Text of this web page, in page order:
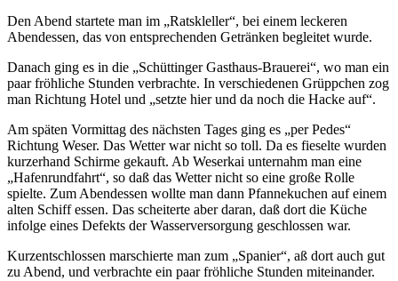
Den Abend startete man im „Ratskleller“, bei einem leckeren
Abendessen, das von entsprechenden Getränken begleitet wurde.
Danach ging es in die „Schüttinger Gasthaus-Brauerei“, wo man ein
paar fröhliche Stunden verbrachte. In verschiedenen Grüppchen zog
man Richtung Hotel und „setzte hier und da noch die Hacke auf“.
Am späten Vormittag des nächsten Tages ging es „per Pedes“
Richtung Weser. Das Wetter war nicht so toll. Da es fieselte wurden
kurzerhand Schirme gekauft. Ab Weserkai unternahm man eine
„Hafenrundfahrt“, so daß das Wetter nicht so eine große Rolle
spielte. Zum Abendessen wollte man dann Pfannekuchen auf einem
alten Schiff essen. Das scheiterte aber daran, daß dort die Küche
infolge eines Defekts der Wasserversorgung geschlossen war.
Kurzentschlossen marschierte man zum „Spanier“, aß dort auch gut
zu Abend, und verbrachte ein paar fröhliche Stunden miteinander.